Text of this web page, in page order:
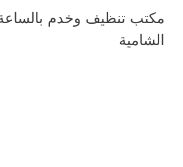
مكتب تنظيف وخدم
الشامية